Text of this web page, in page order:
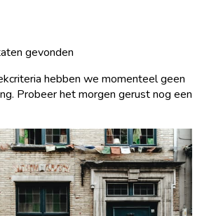
gevonden
hebben we momenteel geen
Probeer het morgen gerust nog een